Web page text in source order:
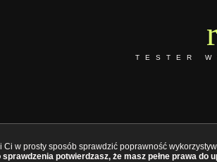
TESTER
w prosty sposób sprawdzić poprawność
sprawdzenia potwierdzasz, że masz pełne prawa